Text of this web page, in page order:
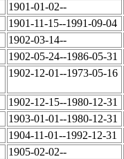
1901-01-02--
1901-11-15--1991-09-04
1902-03-14--
1902-05-24--1986-05-31
1902-12-01--1973-05-16
1902-12-15--1980-12-31
1903-01-01--1980-12-31
1904-11-01--1992-12-31
1905-02-02--